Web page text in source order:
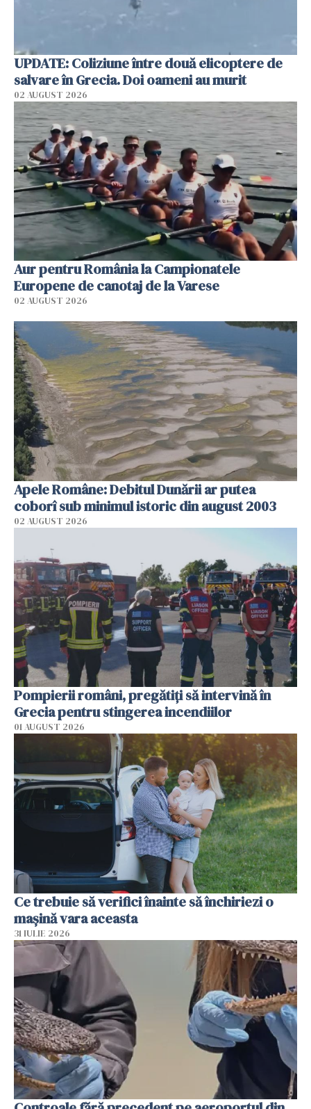
UPDATE: Coliziune între două elicoptere de
salvare în Grecia. Doi oameni au murit
02 AUGUST 2026
Aur pentru România la Campionatele
Europene de canotaj de la Varese
02 AUGUST 2026
Apele Române: Debitul Dunării ar putea
coborî sub minimul istoric din august 2003
02 AUGUST 2026
Pompierii români, pregătiţi să intervină în
Grecia pentru stingerea incendiilor
01 AUGUST 2026
Ce trebuie să verifici înainte să închiriezi o
mașină vara aceasta
31 IULIE 2026